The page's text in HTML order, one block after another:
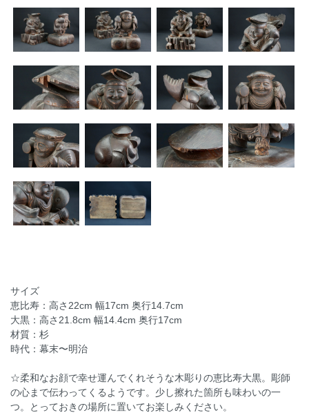
サイズ
恵比寿：高さ22cm 幅17cm 奥行14.7cm
大黒：高さ21.8cm 幅14.4cm 奥行17cm
材質：杉
時代：幕末〜明治
☆柔和なお顔で幸せ運んでくれそうな木彫りの恵比寿大黒。彫師
の心まで伝わってくるようです。少し擦れた箇所も味わいの一
つ。とっておきの場所に置いてお楽しみください。